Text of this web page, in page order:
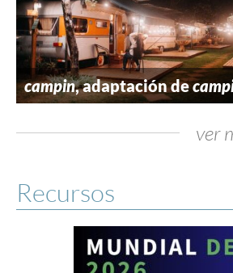
campin, adaptación de
ver
Recursos